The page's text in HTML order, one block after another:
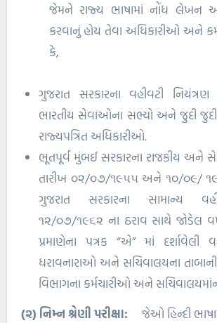
જેમને રાજ્ય ભાષામાં નોંધ લેખન
કરવાનું હોય તેવા અધિકારીઓ અને
કે,
ગુજરાત સરકારના વહીવટી
ભારતીય સેવાઓના સભ્યો અને જુદી
રાજ્યપત્રિત અધિકારીઓ.
ભૂતપૂર્વ મુંબઈ સરકારના રાજકીય અને
તારીખ ૦૨/૦૭/૧૯૫૫ અને ૧૦/૦૯/
ગુજરાત સરકારના સામાન્ય
૧૨/૦૭/૧૯૬૨ ના ઠરાવ સાથે જોડેલ
પ્રમાણેના પત્રક “એ” માં દર્શાવેલી
ધરાવનારાઓ અને સચિવાલયના
વિભાગના કર્મચારીઓ અને
(૨) નિમ્ન શ્રેણી પરીક્ષા: જેઓ હિન્દી